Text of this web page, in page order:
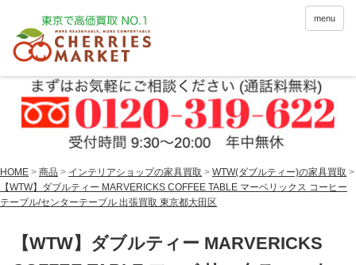
menu
HOME > 商品 > インテリアショップの家具買取 > WTW(ダブルティー)の家具買取 >
【WTW】ダブルティー MARVERICKS COFFEE TABLE マーベリックス コーヒー
テーブル/センターテーブル 出張買取 東京都大田区
【WTW】ダブルティー MARVERICKS